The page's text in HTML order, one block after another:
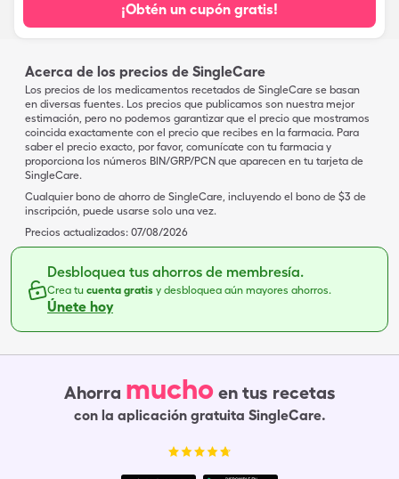
¡Obtén un cupón gratis!
Acerca de los precios de SingleCare
Los precios de los medicamentos recetados de SingleCare se basan
en diversas fuentes. Los precios que publicamos son nuestra mejor
estimación, pero no podemos garantizar que el precio que mostramos
coincida exactamente con el precio que recibes en la farmacia. Para
saber el precio exacto, por favor, comunícate con tu farmacia y
proporciona los números BIN/GRP/PCN que aparecen en tu tarjeta de
SingleCare.
Cualquier bono de ahorro de SingleCare, incluyendo el bono de $3 de
inscripción, puede usarse solo una vez.
Precios actualizados: 07/08/2026
Desbloquea tus ahorros de membresía.
Crea tu cuenta gratis y desbloquea aún mayores ahorros.
Únete hoy
Ahorra mucho en tus recetas
con la aplicación gratuita SingleCare.